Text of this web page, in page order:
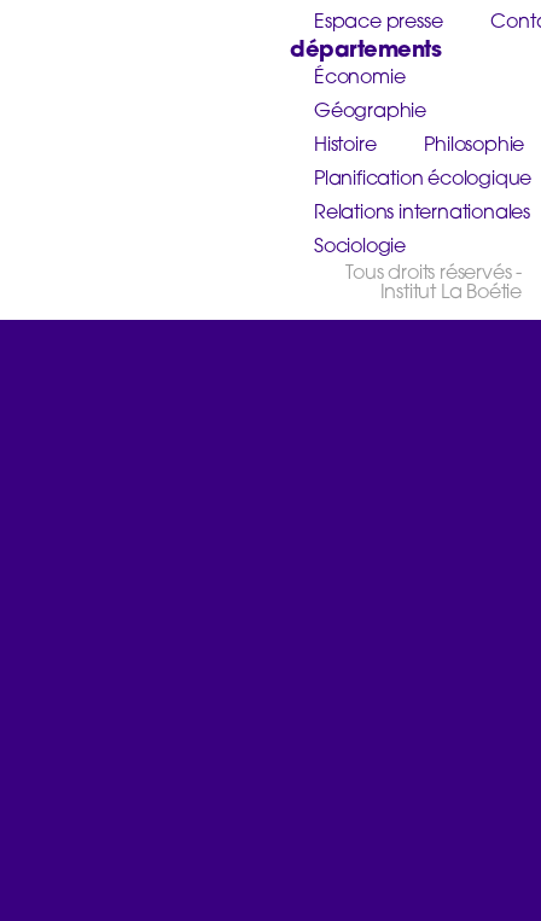
Espace presse
départements
Économie
Géographie
Histoire
Philosophie
Planification écologique
Relations internationales
Sociologie
Tous droits réservés -
Institut La Boétie